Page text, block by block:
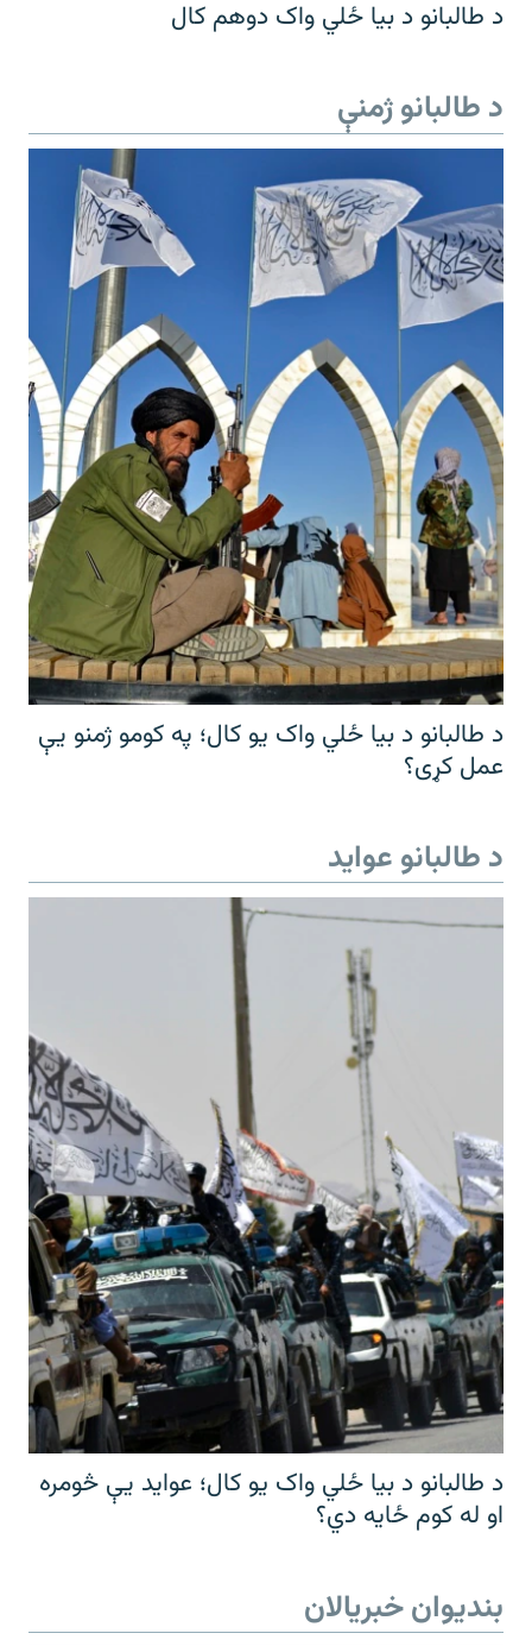
د طالبانو د بیا ځلي واک دوهم کال
د طالبانو ژمنې
د طالبانو د بیا ځلي واک یو کال؛ په کومو ژمنو یې
عمل کړی؟
د طالبانو عواید
د طالبانو د بیا ځلي واک یو کال؛ عواید یې څومره
او له کوم ځایه دي؟
بندیوان خبریالان